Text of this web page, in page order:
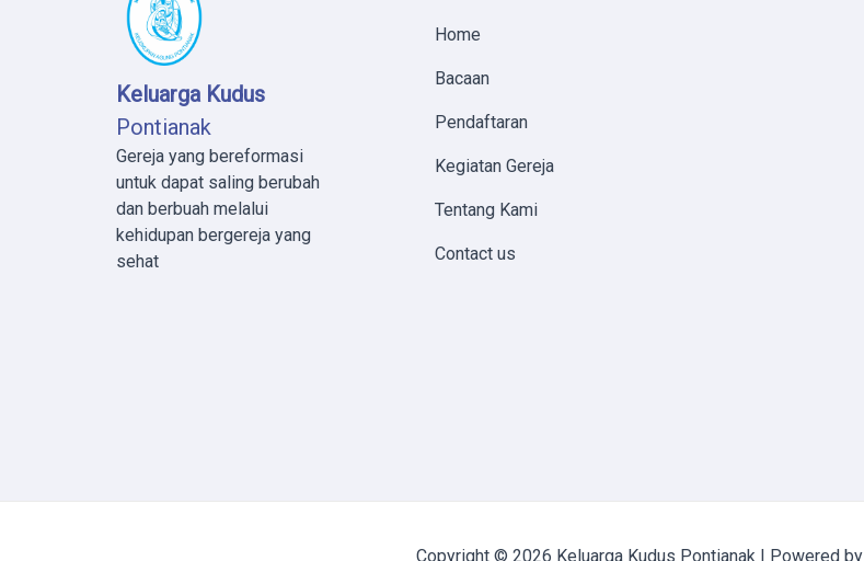
Keluarga Kudus
Pontianak
Gereja yang bereformasi
untuk dapat saling berubah
dan berbuah melalui
kehidupan bergereja yang
sehat
Home
Bacaan
Pendaftaran
Kegiatan Gereja
Tentang Kami
Contact us
Copyright © 2026 Keluarga Kudus Pontianak | Powered by